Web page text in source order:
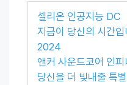
셀리온 인공지능 DC
지금이 당신의 시간
2024
앤커 사운드코어 인피
당신을 더 빛내줄 특